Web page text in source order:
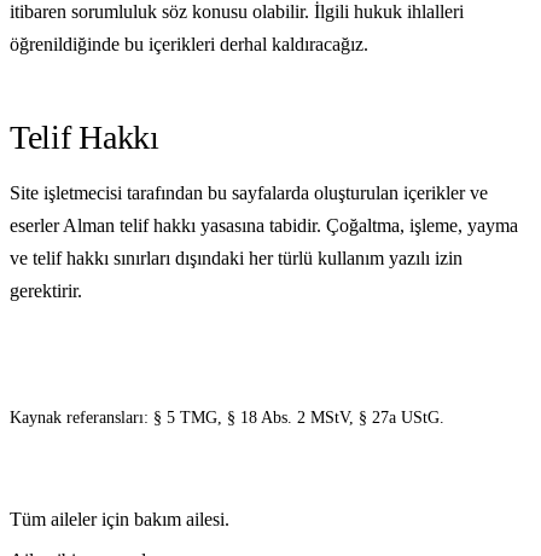
itibaren sorumluluk söz konusu olabilir. İlgili hukuk ihlalleri
öğrenildiğinde bu içerikleri derhal kaldıracağız.
Telif Hakkı
Site işletmecisi tarafından bu sayfalarda oluşturulan içerikler ve
eserler Alman telif hakkı yasasına tabidir. Çoğaltma, işleme, yayma
ve telif hakkı sınırları dışındaki her türlü kullanım yazılı izin
gerektirir.
Kaynak referansları: § 5 TMG, § 18 Abs. 2 MStV, § 27a UStG.
Tüm aileler için bakım ailesi.